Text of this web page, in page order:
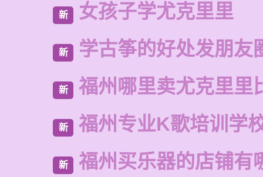
新 女孩子学尤克里里
新 学古筝的好处发朋友
新 福州哪里卖尤克里里
新 福州专业K歌培训学
新 福州买乐器的店铺有